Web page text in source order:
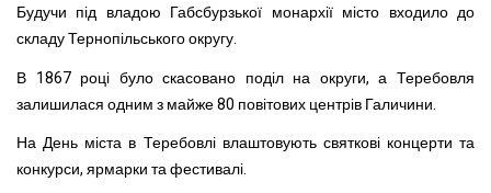
Будучи під владою Габсбурзької монархії місто входило до
складу Тернопільського округу.
В 1867 році було скасовано поділ на округи, а Теребовля
залишилася одним з майже 80 повітових центрів Галичини.
На День міста в Теребовлі влаштовують святкові концерти та
конкурси, ярмарки та фестивалі.